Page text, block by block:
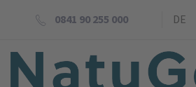
0841 90 255 000 DE